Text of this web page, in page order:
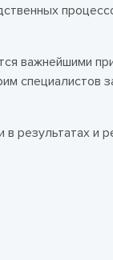
важнейшими
специалистов
результатах и